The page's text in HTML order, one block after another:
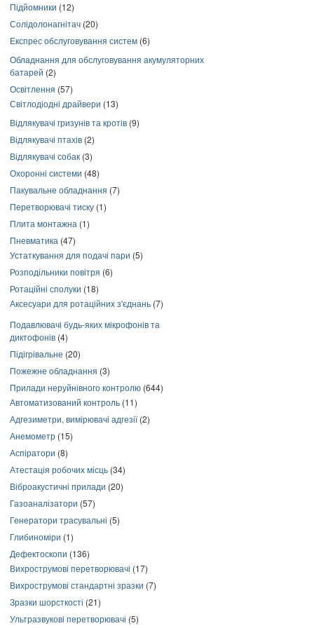
Підйомники (12)
Солідолонагнітач (20)
Експрес обслуговування систем (6)
Обладнання для обслуговування акумуляторних
батарей (2)
Освітлення (57)
Світлодіодні драйвери (13)
Відлякувачі гризунів та кротів (9)
Відлякувачі птахів (2)
Відлякувачі собак (3)
Охоронні системи (48)
Пакувальне обладнання (7)
Перетворювачі тиску (1)
Плита монтажна (1)
Пневматика (47)
Устаткування для подачі пари (5)
Розподільники повітря (6)
Ротаційні сполуки (18)
Аксесуари для ротаційних з'єднань (7)
Подавлювачі будь-яких мікрофонів та
диктофонів (4)
Підігрівальне (20)
Пожежне обладнання (3)
Прилади неруйнівного контролю (644)
Автоматизований контроль (11)
Адгезиметри, вимірювачі адгезії(2)
Анемометр (15)
Аспіратори (8)
Атестація робочих місць (34)
Віброакустичні прилади (20)
Газоаналізатори (57)
Генератори трасувальні (5)
Глибиноміри (1)
Дефектоскопи (136)
Вихрострумові перетворювачі (17)
Вихрострумові стандартні зразки (7)
Зразки шорсткості (21)
Ультразвукові перетворювачі (5)